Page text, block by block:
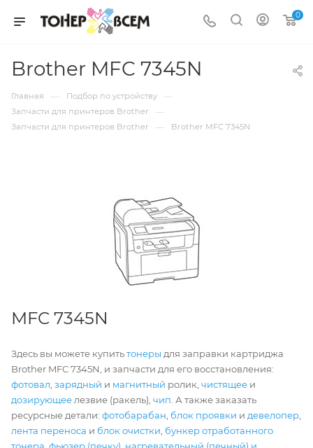
0
Brother MFC 7345N
Главная — Подбор по устройству —
Запчасти для принтеров Brother —
Запчасти для принтеров Brother — Brother MFC 7345N
MFC 7345N
Здесь вы можете купитьтонеры для заправки картриджа
Brother MFC 7345N, и запчасти для его восстановления:
фотовал зарядный и магнитный ролик, чистящее и
дозирующее лезвие (ракель), чип . А также заказать
ресурсные детали: фотобарабан блок проявки и девелопер
лента переноса и блок очистки бункер отработанного